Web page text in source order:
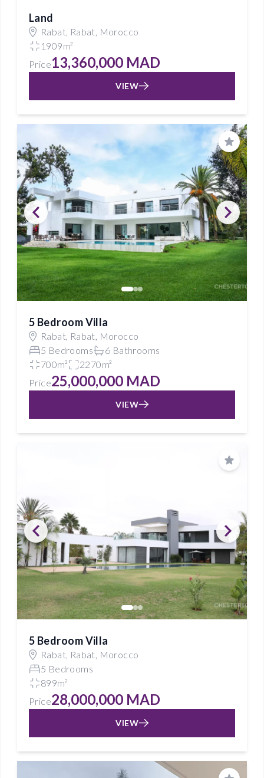
Land
Rabat, Rabat, Morocco
1909m²
Price13,360,000 MAD
VIEW
Save
5 Bedroom Villa
Rabat, Rabat, Morocco
5 Bedrooms
6 Bathrooms
700m²
2270m²
Price25,000,000 MAD
VIEW
Save
5 Bedroom Villa
Rabat, Rabat, Morocco
5 Bedrooms
899m²
Price28,000,000 MAD
VIEW